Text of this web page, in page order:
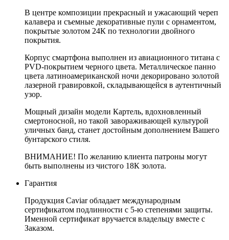
В центре композиции прекрасный и ужасающий череп
калавера и съемные декоративные пули с орнаментом,
покрытые золотом 24К по технологии двойного
покрытия.
Корпус смартфона выполнен из авиационного титана с
PVD-покрытием черного цвета. Металлическое панно
цвета латиноамериканской ночи декорировано золотой
лазерной гравировкой, складывающейся в аутентичный
узор.
Мощный дизайн модели Картель, вдохновленный
смертоносной, но такой завораживающей культурой
уличных банд, станет достойным дополнением Вашего
бунтарского стиля.
ВНИМАНИЕ! По желанию клиента патроны могут
быть выполнены из чистого 18К золота.
Гарантия
Продукция Caviar обладает международным
сертификатом подлинности с 5-ю степенями защиты.
Именной сертификат вручается владельцу вместе с
Заказом.